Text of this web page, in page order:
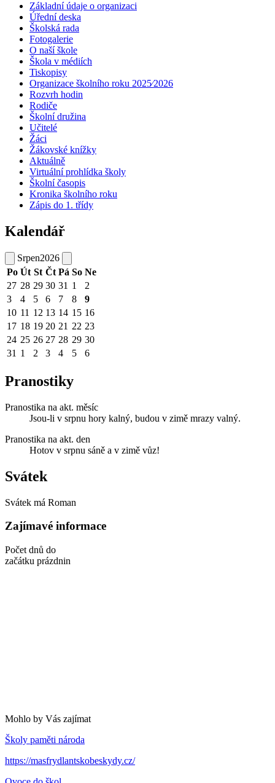
Základní údaje o organizaci
Úřední deska
Školská rada
Fotogalerie
O naší škole
Škola v médiích
Tiskopisy
Organizace školního roku 2025⁄2026
Rozvrh hodin
Rodiče
Školní družina
Učitelé
Žáci
Žákovské knížky
Aktuálně
Virtuální prohlídka školy
Školní časopis
Kronika školního roku
Zápis do 1. třídy
Kalendář
Srpen2026
Po Út St Čt Pá So Ne
27 28 29 30 31 1
2
3
4 5 6 7 8
9
10 11 12 13 14 15 16
17 18 19 20 21 22 23
24 25 26 27 28 29 30
31 1 2 3 4 5 6
Pranostiky
Pranostika na akt. měsíc
Jsou-li v srpnu hory kalný, budou v zimě mrazy valný.
Pranostika na akt. den
Hotov v srpnu sáně a v zimě vůz!
Svátek
Svátek má Roman
Zajímavé informace
Počet dnů do
začátku prázdnin
Mohlo by Vás zajímat
Školy paměti národa
https://masfrydlantskobeskydy.cz/